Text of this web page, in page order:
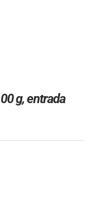
g, entrada